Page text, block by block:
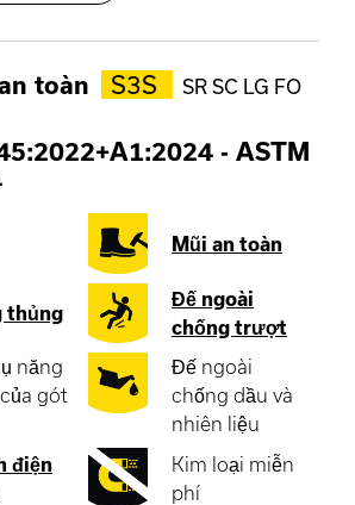
toàn S3S
SR SC LG FO
- ASTM
Mũi an toàn
thủng
Đế ngoài
chống trượt
năng
gót
Đế ngoài
chống dầu và
nhiên liệu
điện
Kim loại miễn
phí